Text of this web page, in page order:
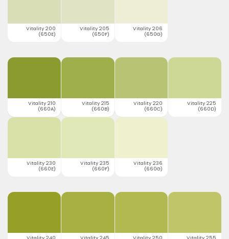
Vitality 200
(650E)
Vitality 205
(650F)
Vitality 206
(650G)
Vitality 210
(660A)
Vitality 215
(660B)
Vitality 220
(660C)
Vitality 225
(660D)
Vitality 230
(660E)
Vitality 235
(660F)
Vitality 236
(660G)